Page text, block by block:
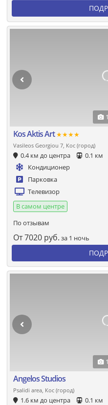
Kos Aktis Art★★★★
Vasileos Georgiou 7, Кос (город)
0.4 км до центра 0.1 км
Кондиционер
Парковка
Телевизор
В самом центре
По отзывам
От7020 руб. за 1 ночь
Angelos Studios
Psalidi area, Кос (город)
1.6 км до центра 0.1 км